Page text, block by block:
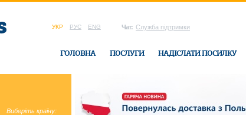
УКР РУС ENG Чат: Служба підтримки
ГОЛОВНА ПОСЛУГИ НАДІСЛАТИ ПОСИЛКУ
Виберіть країну: область: